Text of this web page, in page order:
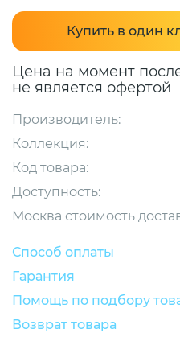
Купить в один
Цена на момент
не является офертой
Производитель:
Коллекция:
Код товара:
Доступность:
Москва стоимость
Способ оплаты
Гарантия
Помощь по подбору
Возврат товара